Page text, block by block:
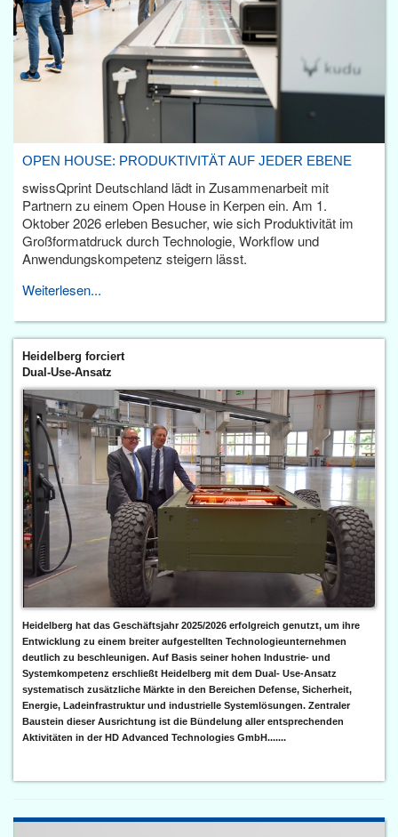
OPEN HOUSE: PRODUKTIVITÄT AUF JEDER EBENE
swissQprint Deutschland lädt in Zusammenarbeit mit
Partnern zu einem Open House in Kerpen ein. Am 1.
Oktober 2026 erleben Besucher, wie sich Produktivität im
Großformatdruck durch Technologie, Workflow und
Anwendungskompetenz steigern lässt.
Weiterlesen...
Heidelberg forciert
Dual-Use-Ansatz
Heidelberg hat das Geschäftsjahr 2025/2026 erfolgreich genutzt, um ihre
Entwicklung zu einem breiter aufgestellten Technologieunternehmen
deutlich zu beschleunigen. Auf Basis seiner hohen Industrie- und
Systemkompetenz erschließt Heidelberg mit dem Dual- Use-Ansatz
systematisch zusätzliche Märkte in den Bereichen Defense, Sicherheit,
Energie, Ladeinfrastruktur und industrielle Systemlösungen. Zentraler
Baustein dieser Ausrichtung ist die Bündelung aller entsprechenden
Aktivitäten in der HD Advanced Technologies GmbH.......